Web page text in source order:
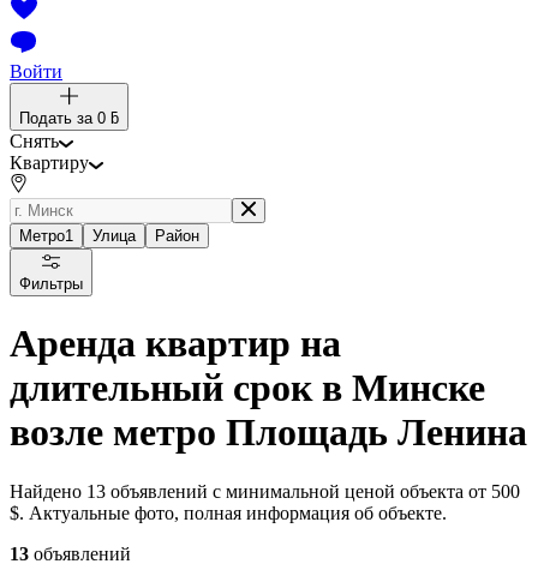
Войти
Подать за 0 ƃ
Снять
Квартиру
Метро1 Улица Район
Фильтры
Аренда квартир на
длительный срок в Минске
возле метро Площадь Ленина
Найдено 13 объявлений с минимальной ценой объекта от 500
$. Актуальные фото, полная информация об объекте.
13 объявлений